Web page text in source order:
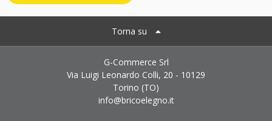
Torna su
G-Commerce Srl
Via Luigi Leonardo Colli, 20 - 10129
Torino (TO)
info@bricoelegno.it